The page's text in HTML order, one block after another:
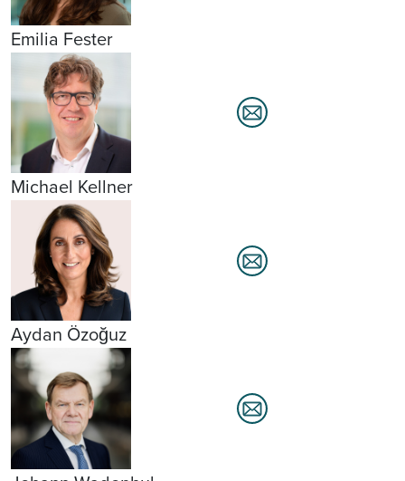
Emilia Fester
Michael Kellner
Aydan Özoğuz